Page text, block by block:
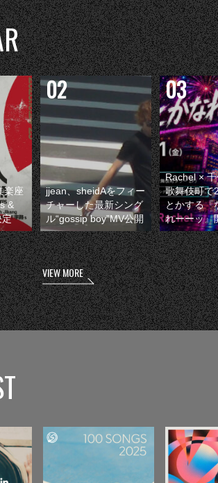
楽座
&
定
jjean、sheidAをフィー
チャーした最新シング
ル“gossip boy”MV公開
Rachel ×
歌舞伎町で
とかする『
れーーッ』
VIEW MORE